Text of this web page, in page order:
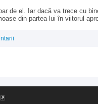
de el. Iar dacă va trece cu
din partea lui în viitorul